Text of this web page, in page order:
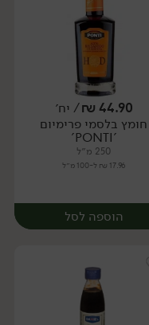
יח׳
44.90
₪/ יח׳
חומץ בלסמי פרימיום
'PONTI'
250 מ״ל
17.96 ₪ ל-100 מ״ל
הוספה לסל